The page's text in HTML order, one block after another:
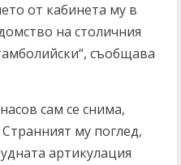
от кабинета му в
на столичния
съобщава
сам се снима,
му поглед,
артикулация